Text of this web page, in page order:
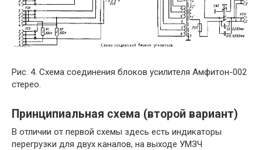
Рис. 4. Схема соединения блоков усилителя Амфитон-002
стерео.
Принципиальная схема (второй вариант)
В отличии от первой схемы здесь есть индикаторы
перегрузки для двух каналов, на выходе УМЗЧ